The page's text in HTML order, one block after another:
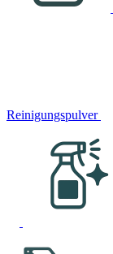
Reinigungspulver